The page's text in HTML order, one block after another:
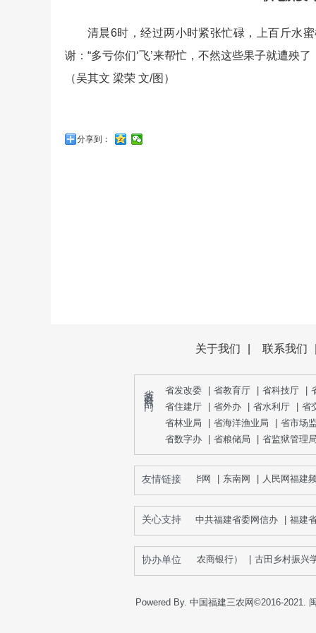
清晨6时，经过两小时紧张忙碌，上百斤水
谢：“多亏你们‘飞’来帮忙，不然这些果子就遭殃
（吴其文 梁荣 文/图）
分享到：
关于我们 联系我们
省 政 府 部 门 省发改委 省教育厅 省科技厅
省住建厅
省外办 省水利厅
省
省林业局
省海洋渔业局
省市场
省数字办
省粮储局 省监狱管理
友情链接新华网 | 东南网 | 人民网福建频道
关心支持 中共福建省委网信办 福建
协办单位
省农村信用社联合社（农商银行） | 古田乡村振兴学院
Powered By. 中国福建三农网©2016-2021.